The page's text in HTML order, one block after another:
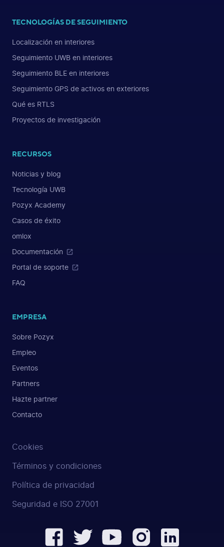
TECNOLOGÍAS DE SEGUIMIENTO
Localización en interiores
Seguimiento UWB en interiores
Seguimiento BLE en interiores
Seguimiento GPS de activos en exteriores
Qué es RTLS
Proyectos de investigación
RECURSOS
Noticias y blog
Tecnología UWB
Pozyx Academy
Casos de éxito
omlox
Documentación
Portal de soporte
FAQ
EMPRESA
Sobre Pozyx
Empleo
Eventos
Partners
Hazte partner
Contacto
Cookies
Términos y condiciones
Política de privacidad
Seguridad e ISO 27001